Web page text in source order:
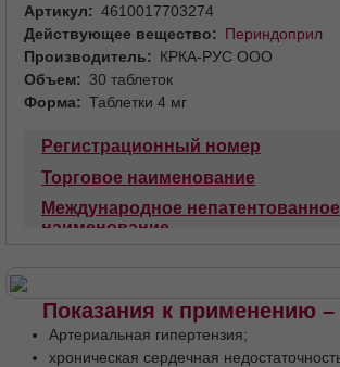
Артикул
4610017703274
Действующее вещество
Периндоприл
Производитель
КРКА-РУС ООО
Объем
30 таблеток
Форма
Таблетки 4 мг
Регистрационный номер
Торговое наименование
Международное непатентованное
наименование
Фармакологические свойства
Фармакодинамика
Показания к применению
Артериальная гипертензия;
хроническая сердечная